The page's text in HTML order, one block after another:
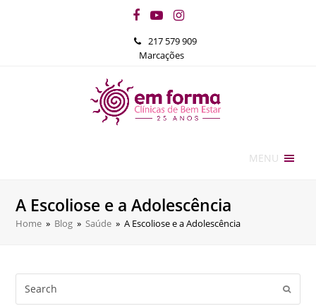
Facebook
YouTubeInstagram
217 579 909
Marcações
MENU
A Escoliose e a Adolescência
Home » Blog » Saúde » A Escoliose e a Adolescência